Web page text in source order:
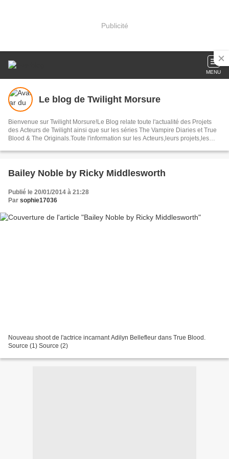
Publicité
MENU
Le blog de Twilight Morsure
Bienvenue sur Twilight Morsure!Le Blog relate toute l'actualité des Projets
des Acteurs de Twilight ainsi que sur les séries The Vampire Diaries et True
Blood & The Originals.Toute l'information sur les Acteurs,leurs projets,les
Trois Sagas.
Bailey Noble by Ricky Middlesworth
Publié le 20/01/2014 à 21:28
Par sophie17036
Nouveau shoot de l'actrice incarnant Adilyn Bellefleur dans True Blood.
Source (1) Source (2)